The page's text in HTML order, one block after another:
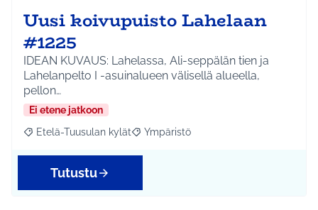
Uusi koivupuisto Lahelaan
#1225
IDEAN KUVAUS: Lahelassa, Ali-seppälän tien ja
Lahelanpelto I -asuinalueen välisellä alueella,
pellon…
Ei etene jatkoon
Rajaa tulokset aihepiirin mukaan: Etelä-Tuusulan kylät
Etelä-Tuusulan kylät Rajaa tulokset teeman mukaan:
Ympäristö
Tutustu